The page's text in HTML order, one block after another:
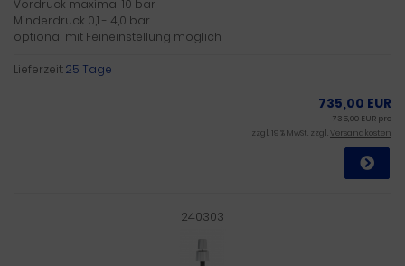
Vordruck maximal 10 bar
Minderdruck 0,1 - 4,0 bar
optional mit Feineinstellung möglich
Lieferzeit:25 Tage
735,00 EUR
735,00 EUR pro
zzgl. 19 % MwSt. zzgl.Versandkosten
240303